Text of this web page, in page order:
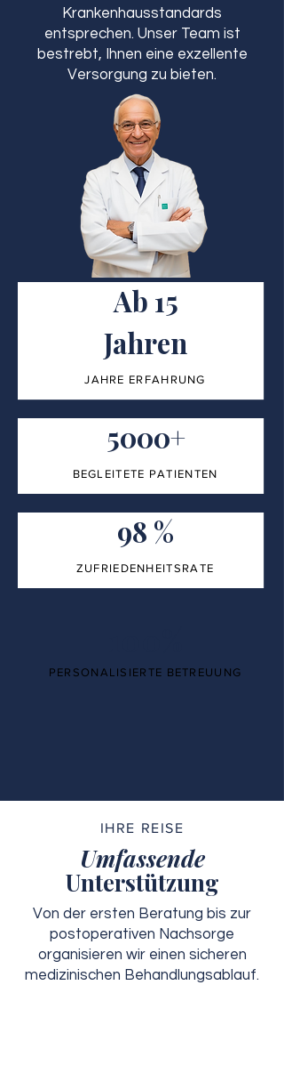
Krankenhausstandards
entsprechen. Unser Team ist
bestrebt, Ihnen eine exzellente
Versorgung zu bieten.
Ab 15
Jahren
JAHRE ERFAHRUNG
5000+
BEGLEITETE PATIENTEN
98 %
ZUFRIEDENHEITSRATE
PERSONALISIERTE BETREUUNG
IHRE REISE
Umfassende
Unterstützung
Von der ersten Beratung bis zur
postoperativen Nachsorge
organisieren wir einen sicheren
medizinischen Behandlungsablauf.